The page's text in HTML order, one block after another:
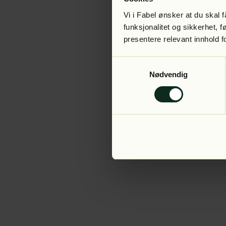
Vi i Fabel ønsker at du skal
funksjonalitet og sikkerhet,
presentere relevant innhold
Nødvendig
Application